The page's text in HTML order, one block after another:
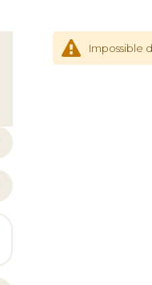
Impossible
Supprimer cet Élément